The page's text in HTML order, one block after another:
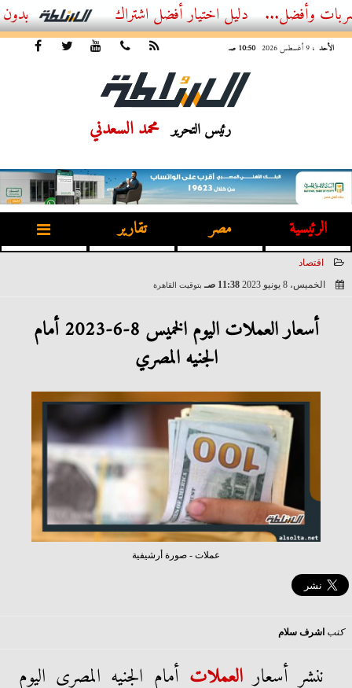
أفضل اشتراك IPTV بدون تقطيع 2026 – دليل المشاهد العصري
الأحد ، 9 أغسطس 2026 10:50 صـ
رئيس التحرير محمد السعدني
الرئيسية مصر تقارير
اقتصاد
الخميس، 8 يونيو 2023
11:38 صـ بتوقيت القاهرة
أسعار العملات اليوم الخميس 8-6-2023 أمام
الجنيه المصري
عملات - صورة أرشيفية
كتب اشرف سلام
ننشر أسعارالعملات أمام الجنيه المصرى اليوم